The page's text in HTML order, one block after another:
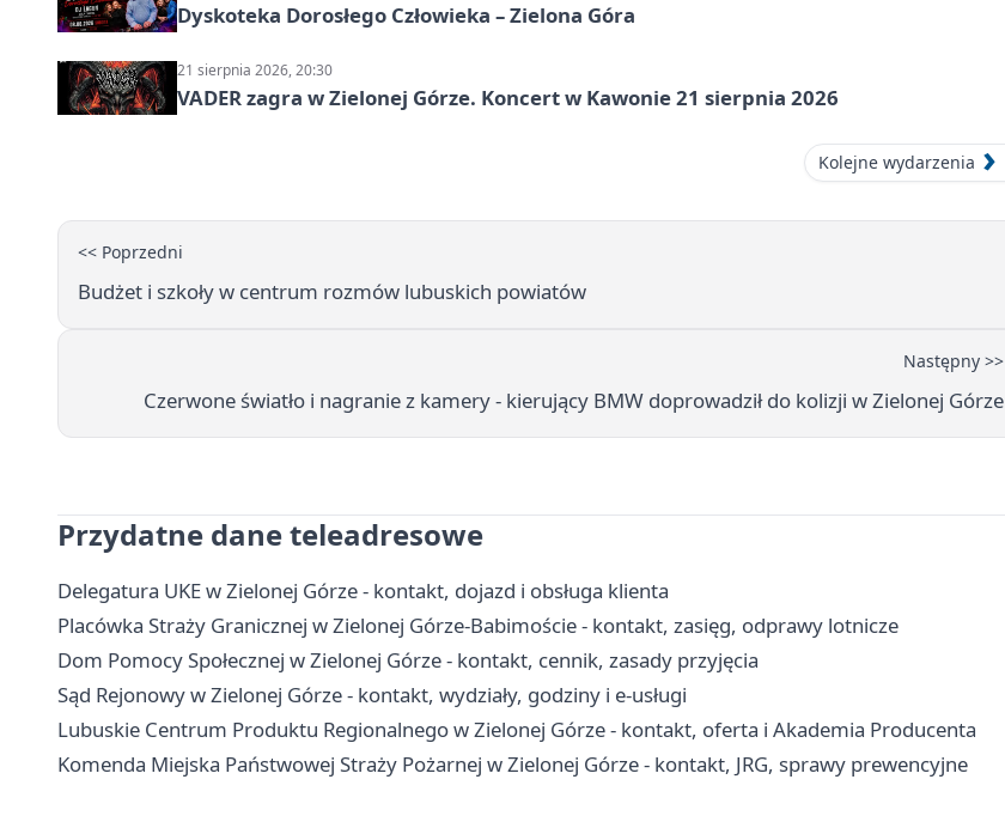
Dyskoteka Dorosłego Człowieka – Zielona Góra
21 sierpnia 2026, 20:30
VADER zagra w Zielonej Górze. Koncert w Kawonie 21 sierpnia 2026
Kolejne wydarzenia
<< Poprzedni
Budżet i szkoły w centrum rozmów lubuskich powiatów
Następny >>
Czerwone światło i nagranie z kamery - kierujący BMW doprowadził do kolizji w Zielonej Górze
Przydatne dane teleadresowe
Delegatura UKE w Zielonej Górze - kontakt, dojazd i obsługa klienta
Placówka Straży Granicznej w Zielonej Górze-Babimoście - kontakt, zasięg, odprawy lotnicze
Dom Pomocy Społecznej w Zielonej Górze - kontakt, cennik, zasady przyjęcia
Sąd Rejonowy w Zielonej Górze - kontakt, wydziały, godziny i e-usługi
Lubuskie Centrum Produktu Regionalnego w Zielonej Górze - kontakt, oferta i Akademia Producenta
Komenda Miejska Państwowej Straży Pożarnej w Zielonej Górze - kontakt, JRG, sprawy prewencyjne